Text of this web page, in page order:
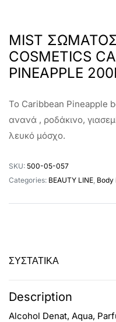
MIST ΣΩΜΑΤΟΣ
COSMETICS
PINEAPPLE
To Caribbean Pineapple
ανανά , ροδάκινο,
λευκό μόσχο.
SKU: 500-05-057
Categories: BEAUTY LINE Body
ΣΥΣΤΑΤΙΚΑ
Description
Alcohol Denat, Aqua,